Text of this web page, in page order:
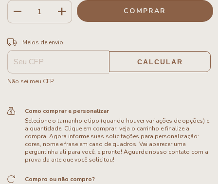
Entregas para o CEP:
Meios de envio
CALCULAR
Não sei meu CEP
Como comprar e personalizar
Selecione o tamanho e tipo (quando houver variações de opções) e
a quantidade. Clique em comprar, veja o carrinho e finalize a
compra. Agora informe suas solicitações para personalização:
cores, nome e frase em caso de quadros. Vai aparecer uma
perguntinha ali para você, e pronto! Aguarde nosso contato com a
prova da arte que você solicitou!
Compro ou não compro?